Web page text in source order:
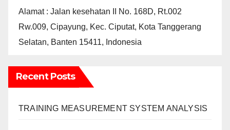
Alamat : Jalan kesehatan II No. 168D, Rt.002
Rw.009, Cipayung, Kec. Ciputat, Kota Tanggerang
Selatan, Banten 15411, Indonesia
Recent Posts
TRAINING MEASUREMENT SYSTEM ANALYSIS